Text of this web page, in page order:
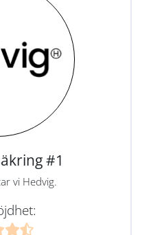
#1
vi Hedvig.